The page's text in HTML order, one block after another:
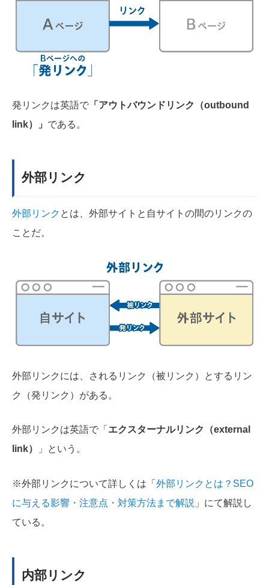
発リンクは英語で 「アウトバウンドリンク（outbound
link）」 である。
外部リンク
外部リンク とは、外部サイトと自サイトの間のリンクの
ことだ。
外部リンクには、されるリンク（被リンク）とするリン
ク（発リンク）がある。
外部リンクは英語で「 エクスターナルリンク（external
link）
」という。
※外部リンクについて詳しくは「 外部リンクとは？SEO
に与える影響・注意点・対策方法まで解説 」にて解説し
ている。
内部リンク